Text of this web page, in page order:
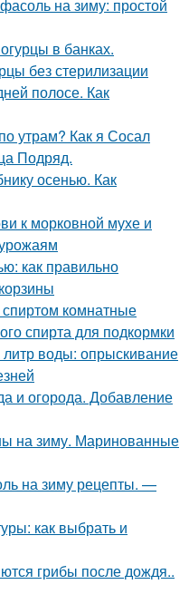
на зиму: простой
в банках.
без стерилизации
полосе. Как
утрам? Как я Сосал
Подряд.
осенью. Как
к морковной мухе и
как правильно
комнатные
спирта для подкормки
воды: опрыскивание
и огорода. Добавление
на зиму. Маринованные
на зиму рецепты. —
как выбрать и
грибы после дождя..